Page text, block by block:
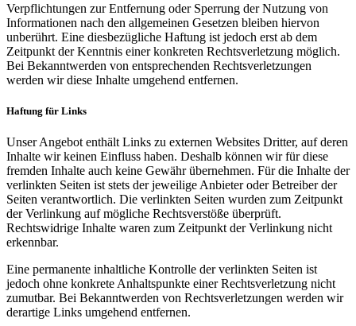
Verpflichtungen zur Entfernung oder Sperrung der Nutzung von
Informationen nach den allgemeinen Gesetzen bleiben hiervon
unberührt. Eine diesbezügliche Haftung ist jedoch erst ab dem
Zeitpunkt der Kenntnis einer konkreten Rechtsverletzung möglich.
Bei Bekanntwerden von entsprechenden Rechtsverletzungen
werden wir diese Inhalte umgehend entfernen.
Haftung für Links
Unser Angebot enthält Links zu externen Websites Dritter, auf deren
Inhalte wir keinen Einfluss haben. Deshalb können wir für diese
fremden Inhalte auch keine Gewähr übernehmen. Für die Inhalte der
verlinkten Seiten ist stets der jeweilige Anbieter oder Betreiber der
Seiten verantwortlich. Die verlinkten Seiten wurden zum Zeitpunkt
der Verlinkung auf mögliche Rechtsverstöße überprüft.
Rechtswidrige Inhalte waren zum Zeitpunkt der Verlinkung nicht
erkennbar.
Eine permanente inhaltliche Kontrolle der verlinkten Seiten ist
jedoch ohne konkrete Anhaltspunkte einer Rechtsverletzung nicht
zumutbar. Bei Bekanntwerden von Rechtsverletzungen werden wir
derartige Links umgehend entfernen.